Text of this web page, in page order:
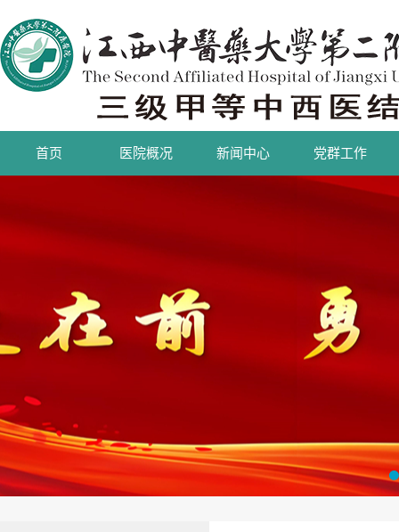
首页 医院概况 新闻中心 党群工作